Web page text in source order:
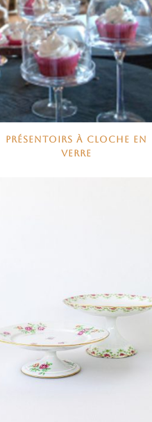
PRÉSENTOIRS À CLOCHE EN
VERRE